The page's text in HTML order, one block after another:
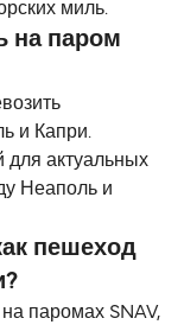
миль.
на паром
и Капри.
для актуальных
Неаполь и
пешеход
паромах SNAV,